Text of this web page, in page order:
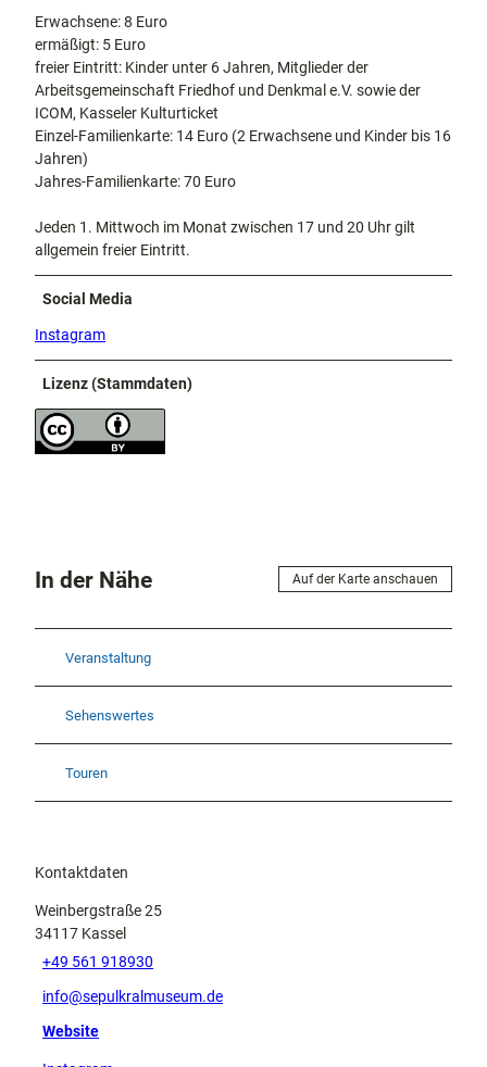
Erwachsene: 8 Euro
ermäßigt: 5 Euro
freier Eintritt: Kinder unter 6 Jahren, Mitglieder der
Arbeitsgemeinschaft Friedhof und Denkmal e.V. sowie der
ICOM, Kasseler Kulturticket
Einzel-Familienkarte: 14 Euro (2 Erwachsene und Kinder bis 16
Jahren)
Jahres-Familienkarte: 70 Euro
Jeden 1. Mittwoch im Monat zwischen 17 und 20 Uhr gilt
allgemein freier Eintritt.
Social Media
Instagram
Lizenz (Stammdaten)
In der Nähe Auf der Karte anschauen
Veranstaltung
Sehenswertes
Touren
Kontaktdaten
Weinbergstraße 25
34117 Kassel
+49 561 918930
info@sepulkralmuseum.de
Website